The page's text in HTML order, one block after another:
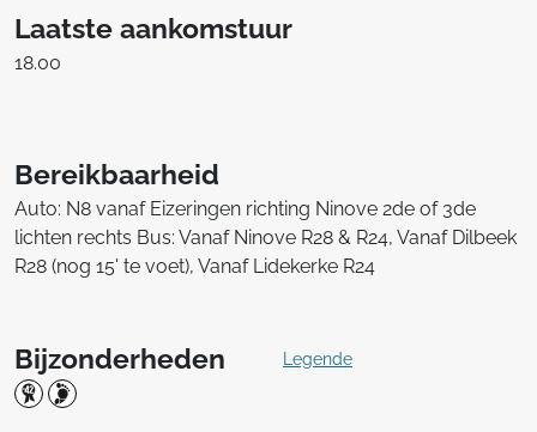
Laatste aankomstuur
18.00
Bereikbaarheid
Auto: N8 vanaf Eizeringen richting Ninove 2de of 3de
lichten rechts Bus: Vanaf Ninove R28 & R24, Vanaf Dilbeek
R28 (nog 15' te voet), Vanaf Lidekerke R24
Bijzonderheden Legende